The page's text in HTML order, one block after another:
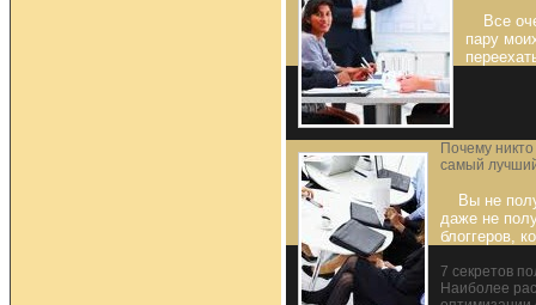
Все
пару
Почему
самый
Вы не
даже не
блоггеров,
7 секретов
Наиболее